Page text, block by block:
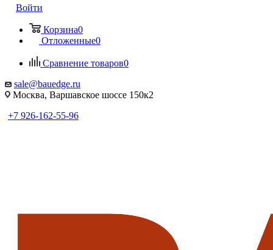
Войти
Корзина0
Отложенные0
Сравнение товаров0
sale@bauedge.ru
Москва, Варшавское шоссе 150к2
+7 926-162-55-96